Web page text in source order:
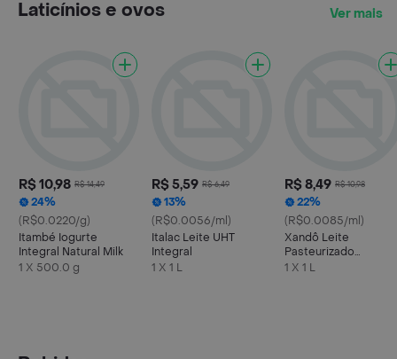
Laticínios e ovos Ver mais
R$ 10,98 R$ 14,49
24%
(R$0.0220/g)
Itambé Iogurte
Integral Natural Milk
1 X 500.0 g
R$ 5,59 R$ 6,49
13%
(R$0.0056/ml)
Italac Leite UHT
Integral
1 X 1 L
R$ 8,49 R$ 10,98
22%
(R$0.0085/ml)
Xandô Leite
Pasteurizado
Homogeneizado Tipo
1 X 1 L